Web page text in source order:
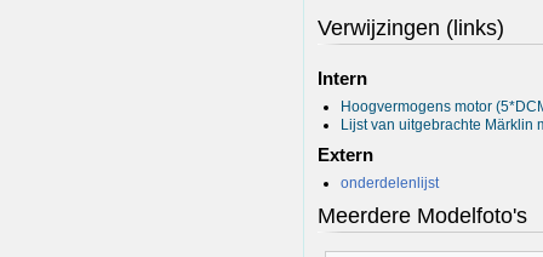
Verwijzingen (links)
Intern
Hoogvermogens motor
Lijst van uitgebrachte Märklin
Extern
onderdelenlijst
Meerdere Modelfoto's